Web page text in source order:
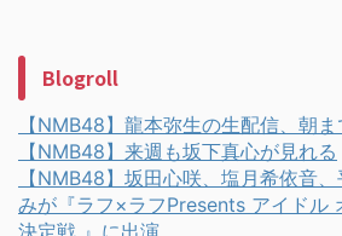
Blogroll
【NMB48】龍本弥生の生配信、朝
【NMB48】来週も坂下真心が見れる
【NMB48】坂田心咲、塩月希依音
みが『ラフ×ラフPresents アイドル